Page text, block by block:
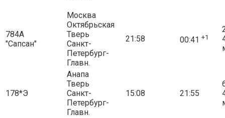
784А
"Сапсан"
Москва
Октябрьская
Тверь
Санкт-
Петербург-
Главн.
21:58 00:41 +1
178*Э
Анапа
Тверь
Санкт-
Петербург-
Главн.
15:08 21:55